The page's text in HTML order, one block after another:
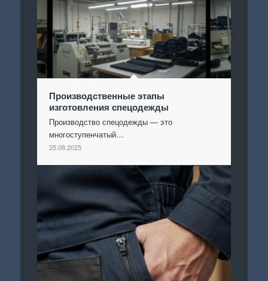
Производственные этапы
изготовления спецодежды
Производство спецодежды — это
многоступенчатый…
25.08.2025